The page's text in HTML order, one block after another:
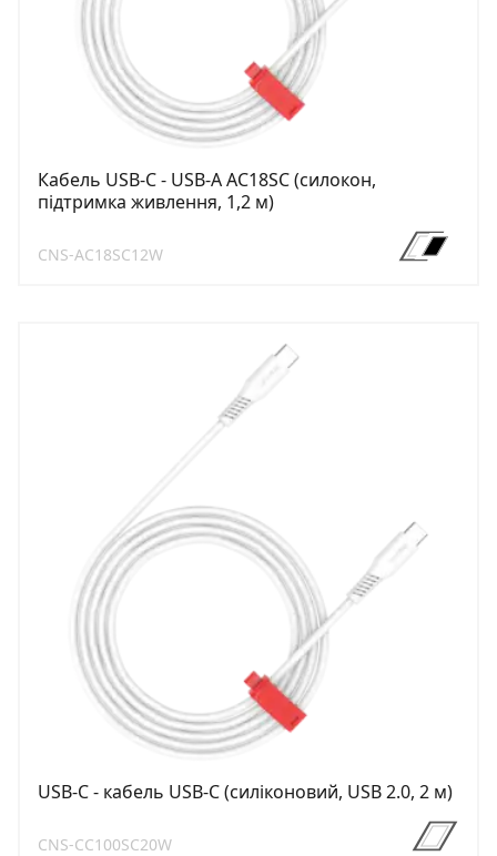
Кабель USB-C - USB-A AC18SC (силокон,
підтримка живлення, 1,2 м)
CNS-AC18SC12W
USB-C - кабель USB-C (силіконовий, USB 2.0, 2 м)
CNS-CC100SC20W